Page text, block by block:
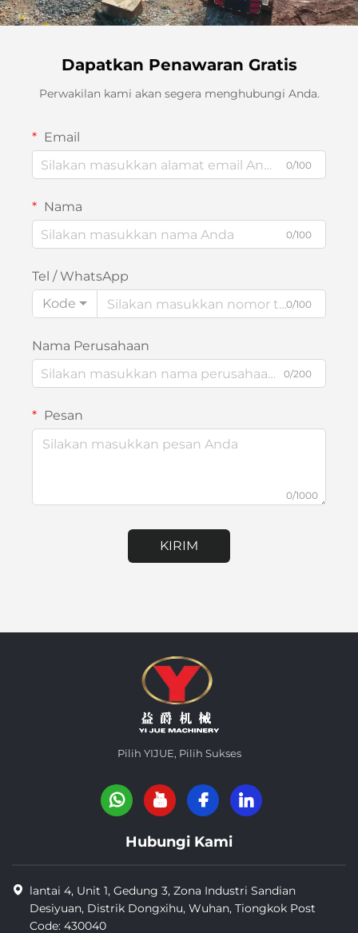
Dapatkan Penawaran Gratis
Perwakilan kami akan segera menghubungi Anda.
Email
0/100
Nama
0/100
Tel / WhatsApp
Kode
0/100
Nama Perusahaan
0/200
Pesan
0/1000
KIRIM
Pilih YIJUE, Pilih Sukses
Hubungi Kami
lantai 4, Unit 1, Gedung 3, Zona Industri Sandian
Desiyuan, Distrik Dongxihu, Wuhan, Tiongkok Post
Code: 430040